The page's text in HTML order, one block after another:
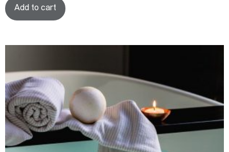
Add to cart